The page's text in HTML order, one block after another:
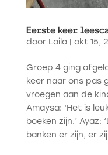
Eerste keer
door Laila| okt 15,
Groep 4 ging
keer naar ons pas
vroegen aan de
Amaysa: ‘Het is
boeken zijn.’
banken er zijn, er